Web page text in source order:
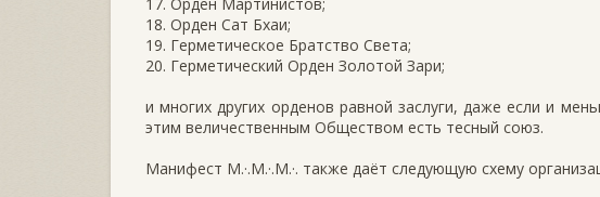
18. Орден Сат Бхаи;
19. Герметическое Братство Света;
20. Герметический Орден Золотой Зари;
и многих других орденов равной заслуги, даже если и
этим величественным Обществом есть тесный союз.
Манифест M.·.M.·.M.·. также даёт следующую схему